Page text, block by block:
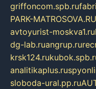
griffoncom.spb.ru
PARK-MATROSOVA.RU
avtoyurist-moskva1.ru
dg-lab.ruangrup.ru
krsk124.ru
analitikaplus.ru
sloboda-ural.pp.ru